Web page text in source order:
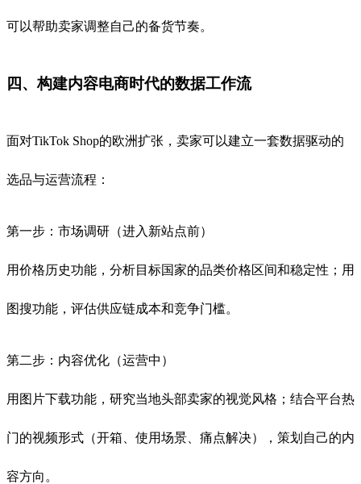
可以帮助卖家调整自己的备货节奏。
四、构建内容电商时代的数据工作流
面对TikTok Shop的欧洲扩张，卖家可以建立一套数据驱动的
选品与运营流程：
第一步：市场调研（进入新站点前）
用价格历史功能，分析目标国家的品类价格区间和稳定性；用
图搜功能，评估供应链成本和竞争门槛。
第二步：内容优化（运营中）
用图片下载功能，研究当地头部卖家的视觉风格；结合平台热
门的视频形式（开箱、使用场景、痛点解决），策划自己的内
容方向。